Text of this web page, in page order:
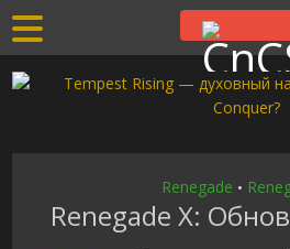
Renegade •
Renegade X: